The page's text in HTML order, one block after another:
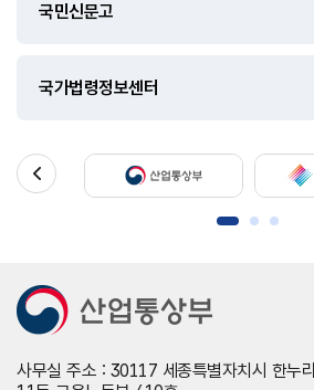
국민신문고
국가법령정보센터
사무실 주소 : 30117 세종특별자치시 한누